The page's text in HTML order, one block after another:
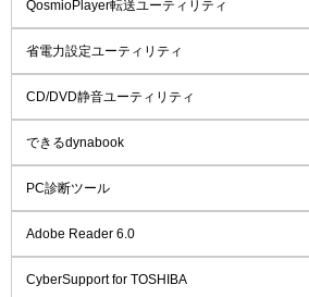
QosmioPlayer転送ユーティリティ
省電力設定ユーティリティ
CD/DVD静音ユーティリティ
できるdynabook
PC診断ツール
Adobe Reader 6.0
CyberSupport for TOSHIBA